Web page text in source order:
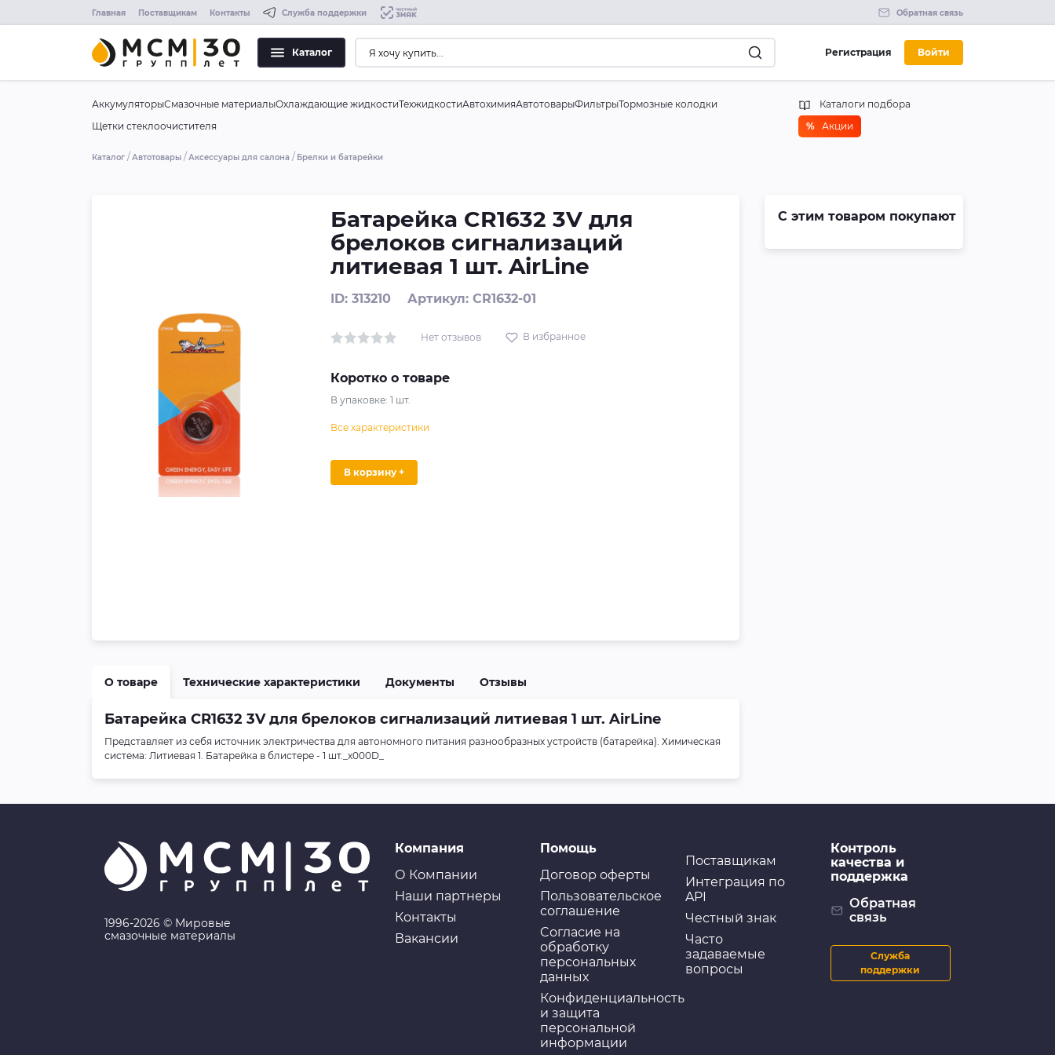
Главная Поставщикам Контакты Служба поддержки Обратная связь
Каталог Регистрация Войти
АккумуляторыСмазочные материалыОхлаждающие жидкостиТехжидкостиАвтохимияАвтотоварыФильтрыТормозные колодки
Щетки стеклоочистителя
Каталоги подбора
% Акции
Каталог Автотовары Аксессуары для салона Брелки и батарейки
Батарейка CR1632 3V для
брелоков сигнализаций
литиевая 1 шт. AirLine
ID: 313210 Артикул: CR1632-01
Нет отзывов В избранное
Коротко о товаре
В упаковке:1 шт.
Все характеристики
В корзину +
О товаре Технические характеристики Документы Отзывы
Батарейка CR1632 3V для брелоков сигнализаций литиевая 1 шт. AirLine
Представляет из себя источник электричества для автономного питания разнообразных устройств (батарейка). Химическая
система: Литиевая 1. Батарейка в блистере - 1 шт._x000D_
С этим товаром покупают
1996-2026 © Мировые
смазочные материалы
Компания
О Компании
Наши партнеры
Контакты
Вакансии
Помощь
Договор оферты
Пользовательское
соглашение
Cогласие на
обработку
персональных
данных
Конфиденциальность
и защита
персональной
информации
Поставщикам
Интеграция по
API
Честный знак
Часто
задаваемые
вопросы
Контроль
качества и
поддержка
Обратная
связь
Служба
поддержки